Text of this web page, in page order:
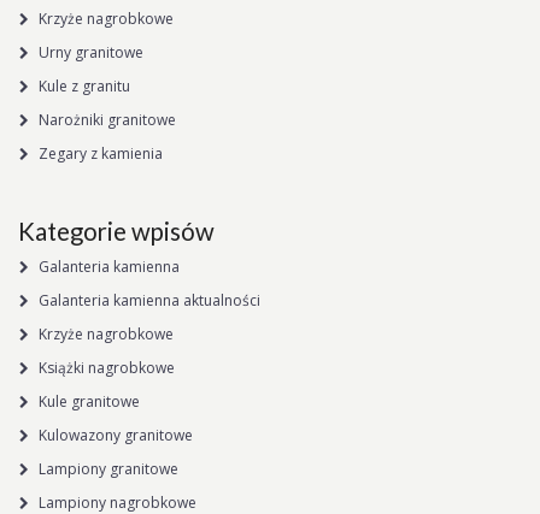
Krzyże nagrobkowe
Urny granitowe
Kule z granitu
Narożniki granitowe
Zegary z kamienia
Kategorie wpisów
Galanteria kamienna
Galanteria kamienna aktualności
Krzyże nagrobkowe
Książki nagrobkowe
Kule granitowe
Kulowazony granitowe
Lampiony granitowe
Lampiony nagrobkowe